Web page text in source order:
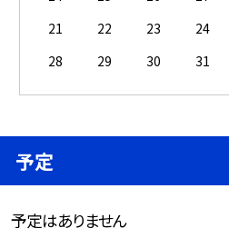
21
22 23 24
28
29 30 31
予定
予定はありません